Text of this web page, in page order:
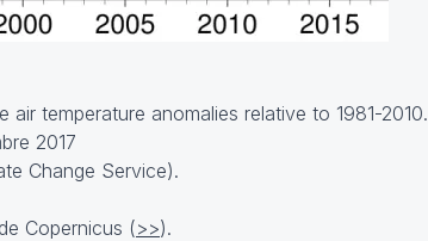
temperature anomalies relative to 1981-2010.
2017
Change Service).
Copernicus (>>).